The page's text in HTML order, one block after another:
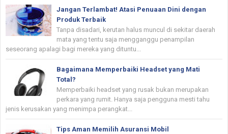
Jangan Terlambat! Atasi Penuaan Dini dengan
Produk Terbaik
Tanpa disadari, kerutan halus muncul di sekitar daerah
mata yang tentu saja mengganggu penampilan
seseorang apalagi bagi mereka yang dituntu...
Bagaimana Memperbaiki Headset yang Mati
Total?
Memperbaiki headset yang rusak bukan merupakan
perkara yang rumit. Hanya saja pengguna mesti tahu
jenis kerusakan yang menimpa perangkat...
Tips Aman Memilih Asuransi Mobil